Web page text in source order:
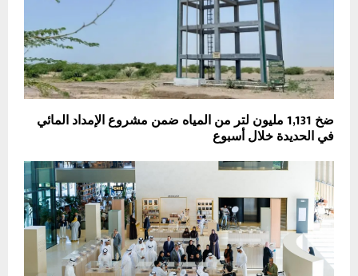
ضخ 1,131 مليون لتر من المياه ضمن مشروع الإمداد المائي
في الحديدة خلال أسبوع